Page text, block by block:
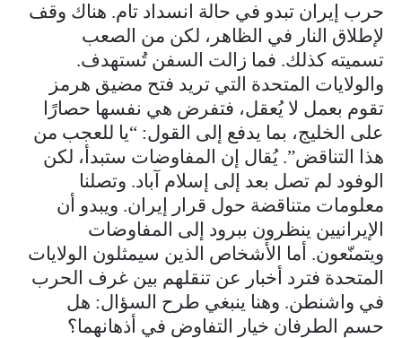
حرب إيران تبدو في حالة انسداد تام. هناك وقف
لإطلاق النار في الظاهر، لكن من الصعب
تسميته كذلك. فما زالت السفن تُستهدف.
والولايات المتحدة التي تريد فتح مضيق هرمز
تقوم بعمل لا يُعقل، فتفرض هي نفسها حصارًا
على الخليج، بما يدفع إلى القول: “يا للعجب من
هذا التناقض”. يُقال إن المفاوضات ستبدأ، لكن
الوفود لم تصل بعد إلى إسلام آباد. وتصلنا
معلومات متناقضة حول قرار إيران. ويبدو أن
الإيرانيين ينظرون ببرود إلى المفاوضات
ويتمنّعون. أما الأشخاص الذين سيمثلون الولايات
المتحدة فترد أخبار عن تنقلهم بين غرف الحرب
في واشنطن. وهنا ينبغي طرح السؤال: هل
حسم الطرفان خيار التفاوض في أذهانهما؟